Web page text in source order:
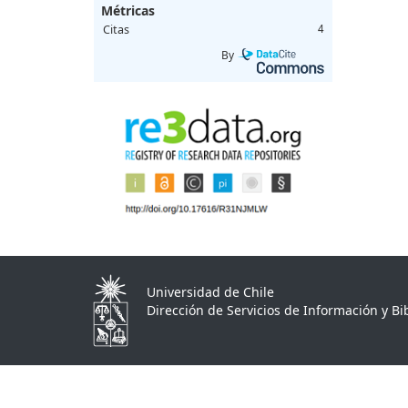
Métricas
Citas 4
By
Universidad de Chile
Dirección de Servicios de Información y